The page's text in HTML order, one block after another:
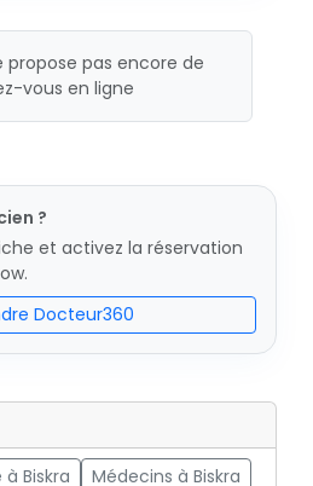
pas encore de
vous en ligne
?
et activez la réservation
Docteur360
Biskra Médecins à Biskra